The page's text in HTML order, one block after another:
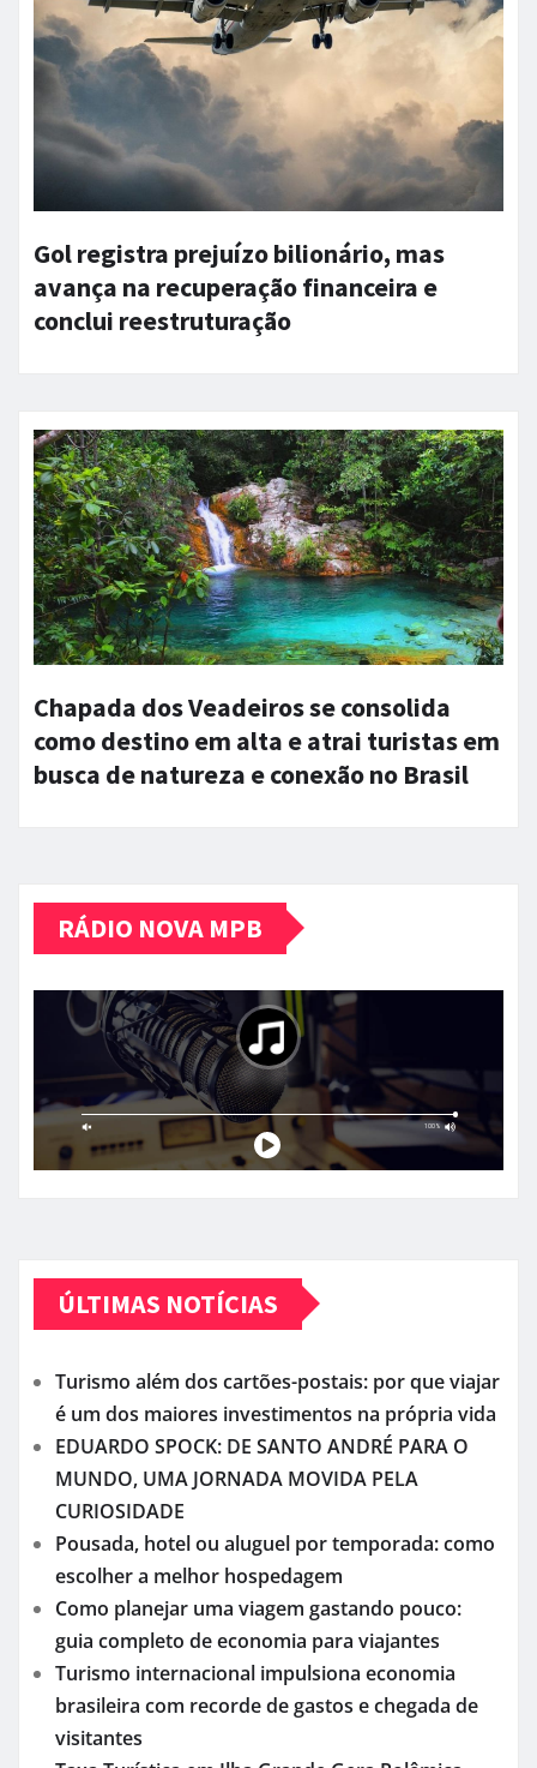
Gol registra prejuízo bilionário, mas
avança na recuperação financeira e
conclui reestruturação
Chapada dos Veadeiros se consolida
como destino em alta e atrai turistas em
busca de natureza e conexão no Brasil
RÁDIO NOVA MPB
ÚLTIMAS NOTÍCIAS
Turismo além dos cartões-postais: por que viajar
é um dos maiores investimentos na própria vida
EDUARDO SPOCK: DE SANTO ANDRÉ PARA O
MUNDO, UMA JORNADA MOVIDA PELA
CURIOSIDADE
Pousada, hotel ou aluguel por temporada: como
escolher a melhor hospedagem
Como planejar uma viagem gastando pouco:
guia completo de economia para viajantes
Turismo internacional impulsiona economia
brasileira com recorde de gastos e chegada de
visitantes